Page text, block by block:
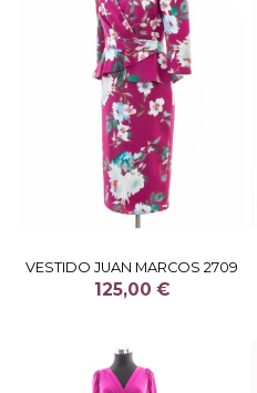
VESTIDO JUAN MARCOS 2709
125,00 €